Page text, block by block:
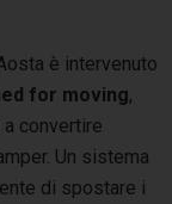
è intervenuto
for moving,
convertire
Un sistema
di spostare i